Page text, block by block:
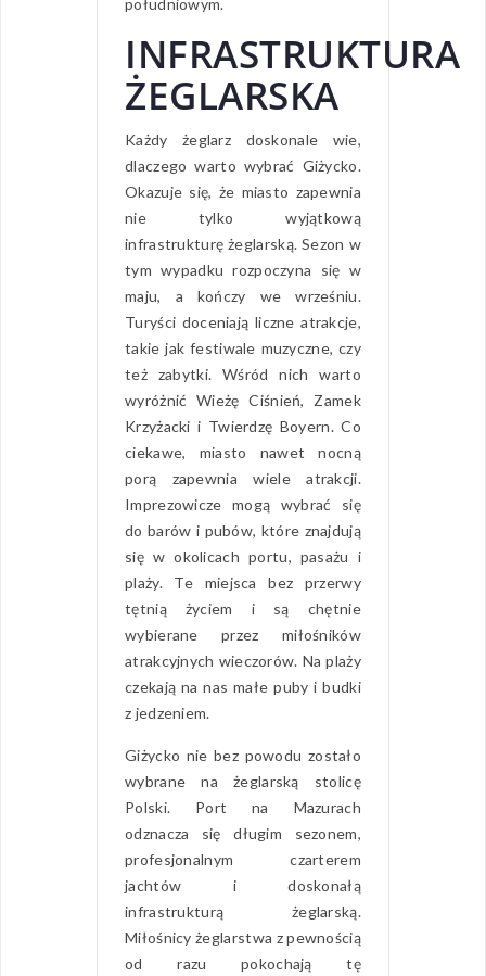
południowym.
INFRASTRUKTURA
ŻEGLARSKA
Każdy żeglarz doskonale wie,
dlaczego warto wybrać Giżycko.
Okazuje się, że miasto zapewnia
nie tylko wyjątkową
infrastrukturę żeglarską. Sezon w
tym wypadku rozpoczyna się w
maju, a kończy we wrześniu.
Turyści doceniają liczne atrakcje,
takie jak festiwale muzyczne, czy
też zabytki. Wśród nich warto
wyróżnić Wieżę Ciśnień, Zamek
Krzyżacki i Twierdzę Boyern. Co
ciekawe, miasto nawet nocną
porą zapewnia wiele atrakcji.
Imprezowicze mogą wybrać się
do barów i pubów, które znajdują
się w okolicach portu, pasażu i
plaży. Te miejsca bez przerwy
tętnią życiem i są chętnie
wybierane przez miłośników
atrakcyjnych wieczorów. Na plaży
czekają na nas małe puby i budki
z jedzeniem.
Giżycko nie bez powodu zostało
wybrane na żeglarską stolicę
Polski. Port na Mazurach
odznacza się długim sezonem,
profesjonalnym czarterem
jachtów i doskonałą
infrastrukturą żeglarską.
Miłośnicy żeglarstwa z pewnością
od razu pokochają tę